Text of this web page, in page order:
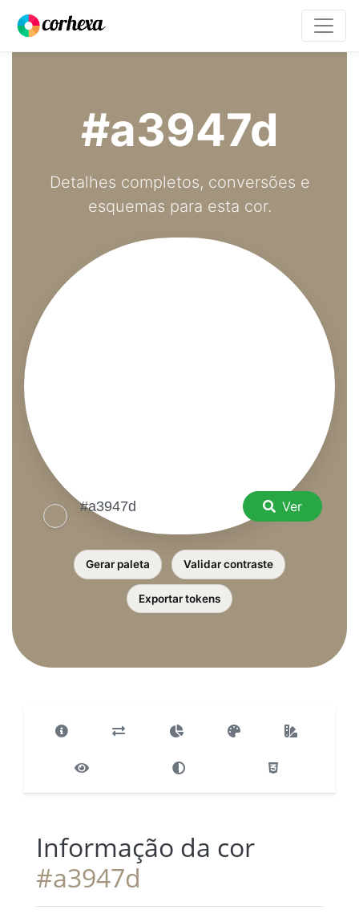
#a3947d
Detalhes completos, conversões e
esquemas para esta cor.
Ver
Gerar paleta Validar contraste
Exportar tokens
Informação da cor
#a3947d